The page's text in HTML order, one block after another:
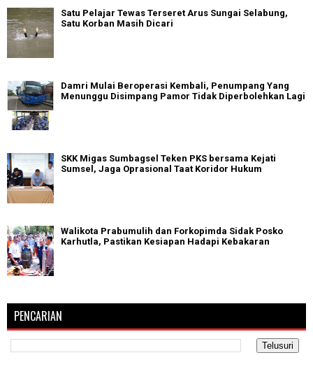
Satu Pelajar Tewas Terseret Arus Sungai Selabung,
Satu Korban Masih Dicari
Damri Mulai Beroperasi Kembali, Penumpang Yang
Menunggu Disimpang Pamor Tidak Diperbolehkan Lagi
SKK Migas Sumbagsel Teken PKS bersama Kejati
Sumsel, Jaga Oprasional Taat Koridor Hukum
Walikota Prabumulih dan Forkopimda Sidak Posko
Karhutla, Pastikan Kesiapan Hadapi Kebakaran
PENCARIAN